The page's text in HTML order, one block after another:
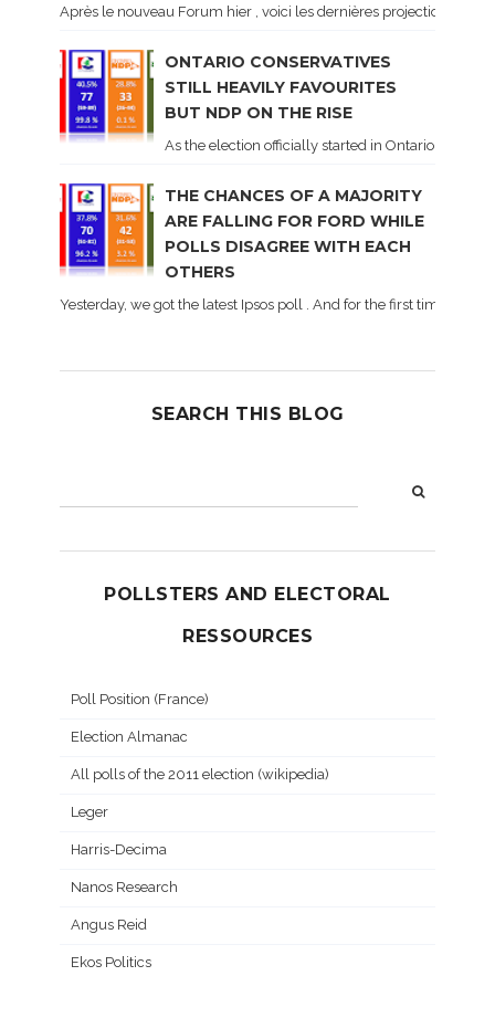
Après le nouveau Forum hier , voici les dernières projections
ONTARIO CONSERVATIVES
STILL HEAVILY FAVOURITES
BUT NDP ON THE RISE
As the election officially started in Ontario, some
THE CHANCES OF A MAJORITY
ARE FALLING FOR FORD WHILE
POLLS DISAGREE WITH EACH
OTHERS
Yesterday, we got the latest Ipsos poll . And for the first time
SEARCH THIS BLOG
POLLSTERS AND ELECTORAL
RESSOURCES
Poll Position (France)
Election Almanac
All polls of the 2011 election (wikipedia)
Leger
Harris-Decima
Nanos Research
Angus Reid
Ekos Politics